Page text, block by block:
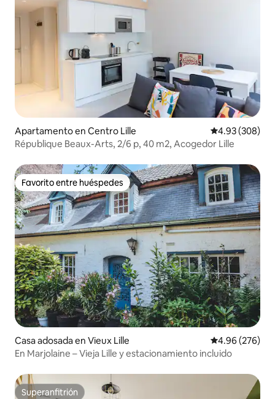
Apartamento en Centro Lille Calificación
4.93 (308)
République Beaux-Arts, 2/6 p, 40 m2, Acogedor Lille
Favorito entre huéspedes
Favorito entre huéspedes
Casa adosada en Vieux Lille Calificación
4.96 (276)
En Marjolaine – Vieja Lille y estacionamiento incluido
Superanfitrión